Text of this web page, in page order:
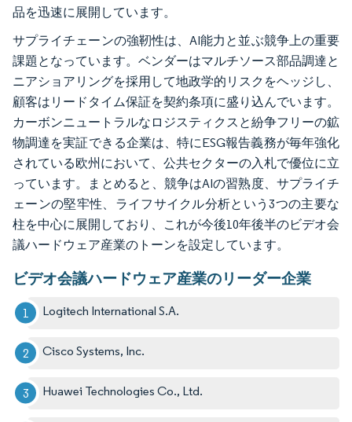
品を迅速に展開しています。
サプライチェーンの強靭性は、AI能力と並ぶ競争上の重要
課題となっています。ベンダーはマルチソース部品調達と
ニアショアリングを採用して地政学的リスクをヘッジし、
顧客はリードタイム保証を契約条項に盛り込んでいます。
カーボンニュートラルなロジスティクスと紛争フリーの鉱
物調達を実証できる企業は、特にESG報告義務が毎年強化
されている欧州において、公共セクターの入札で優位に立
っています。まとめると、競争はAIの習熟度、サプライチ
ェーンの堅牢性、ライフサイクル分析という3つの主要な
柱を中心に展開しており、これが今後10年後半のビデオ会
議ハードウェア産業のトーンを設定しています。
ビデオ会議ハードウェア産業のリーダー企業
Logitech International S.A.
Cisco Systems, Inc.
Huawei Technologies Co., Ltd.